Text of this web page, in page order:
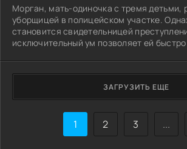
Морган, мать-одиночка с тремя детьми,
уборщицей в полицейском участке.
становится свидетельницей
исключительный ум позволяет ей
приглашают в качестве консультанта
расследованием.
ЗАГРУЗИТЬ ЕЩЕ
1 2 3 ...